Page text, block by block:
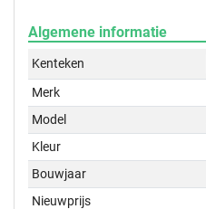
Algemene informatie
Kenteken
Merk
Model
Kleur
Bouwjaar
Nieuwprijs